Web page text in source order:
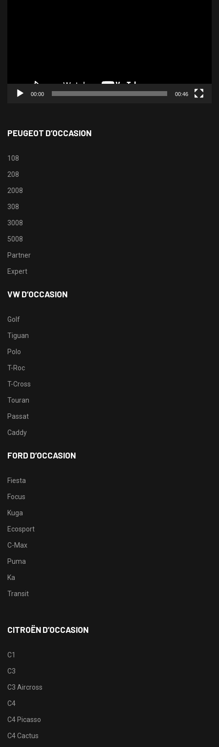
00:00 00:46
PEUGEOT D’OCCASION
108
208
2008
308
3008
5008
Partner
Expert
VW D’OCCASION
Golf
Tiguan
Polo
T-Roc
T-Cross
Touran
Passat
Caddy
FORD D’OCCASION
Fiesta
Focus
Kuga
Ecosport
C-Max
Puma
Ka
Transit
CITROËN D’OCCASION
C1
C3
C3 Aircross
C4
C4 Picasso
C4 Cactus